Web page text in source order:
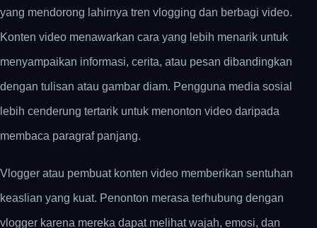
yang mendorong lahirnya tren vlogging dan berbagi video.
Konten video menawarkan cara yang lebih menarik untuk
menyampaikan informasi, cerita, atau pesan dibandingkan
dengan tulisan atau gambar diam. Pengguna media sosial
lebih cenderung tertarik untuk menonton video daripada
membaca paragraf panjang.
Vlogger atau pembuat konten video memberikan sentuhan
keaslian yang kuat. Penonton merasa terhubung dengan
vlogger karena mereka dapat melihat wajah, emosi, dan